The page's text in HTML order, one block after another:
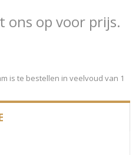
ons op voor prijs.
is te bestellen in veelvoud van 1